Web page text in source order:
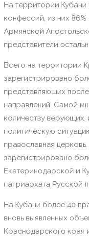
На территории
конфессий, из них
Армянской
представители
Всего на территории
зарегистрировано
представляющих
направлений. Самой
количеству
политическую
православная
зарегистрировано
Екатеринодарской и
патриархата Русской
На Кубани более 40
вновь выявленных
Краснодарского края